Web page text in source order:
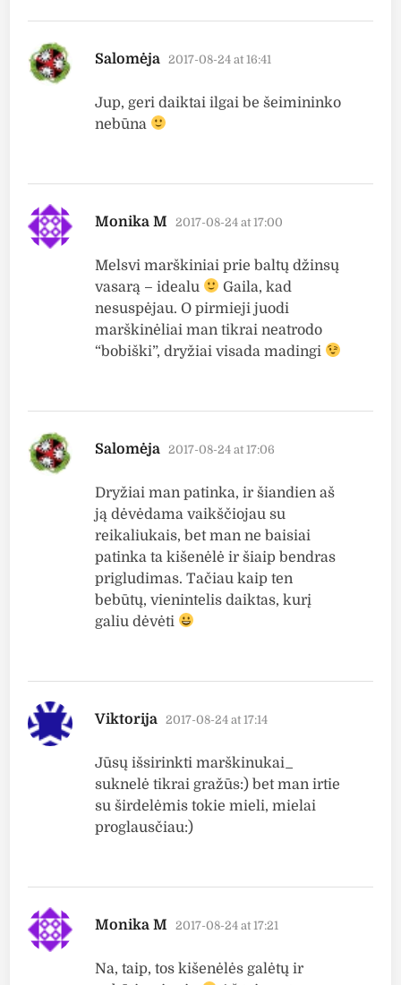
Salomėja says:
2017-08-24 at 16:41
Jup, geri daiktai ilgai be šeimininko
nebūna
Monika M says:
2017-08-24 at 17:00
Melsvi marškiniai prie baltų džinsų
vasarą – idealu
Gaila, kad
nesuspėjau. O pirmieji juodi
marškinėliai man tikrai neatrodo
“bobiški”, dryžiai visada madingi
Salomėja says:
2017-08-24 at 17:06
Dryžiai man patinka, ir šiandien aš
ją dėvėdama vaikščiojau su
reikaliukais, bet man ne baisiai
patinka ta kišenėlė ir šiaip bendras
prigludimas. Tačiau kaip ten
bebūtų, vienintelis daiktas, kurį
galiu dėvėti
Viktorija says:
2017-08-24 at 17:14
Jūsų išsirinkti marškinukai_
suknelė tikrai gražūs:) bet man irtie
su širdelėmis tokie mieli, mielai
proglausčiau:)
Monika M says:
2017-08-24 at 17:21
Na, taip, tos kišenėlės galėtų ir